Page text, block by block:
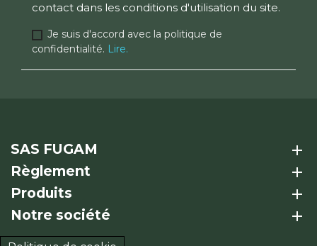
contact dans les conditions d'utilisation du site.
Je suis d'accord avec la politique de
confidentialité. Lire.
SAS FUGAM
add
Règlement
add
Produits
add
Notre société
add